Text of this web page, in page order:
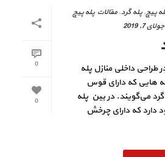
0
0
پیچ,پله گرد,مقالات پله پیچ
جولای 7, 2019
طراحی داخلی منازل پله
هایی که دارای قوس
می‌گویند. در بین پله
دارد که دارای چرخش